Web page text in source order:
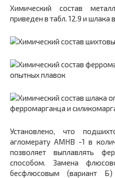
Химический состав
приведен в табл. 12.9 и шлака в
Установлено, что
агломерату АМНВ -1 в
позволяет выплавлять
способом. Замена
бесфлюсовым (вариант Б)